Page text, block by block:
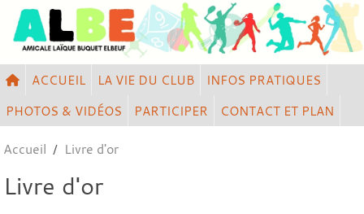
ACCUEIL LA VIE DU CLUB
INFOS PRATIQUES
PHOTOS & VIDÉOS
PARTICIPER CONTACT ET PLAN
Accueil Livre d'or
Livre d'or
Panneau de gestion des cookies